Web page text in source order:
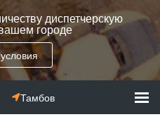
диспетчерскую
городе
Тамбов